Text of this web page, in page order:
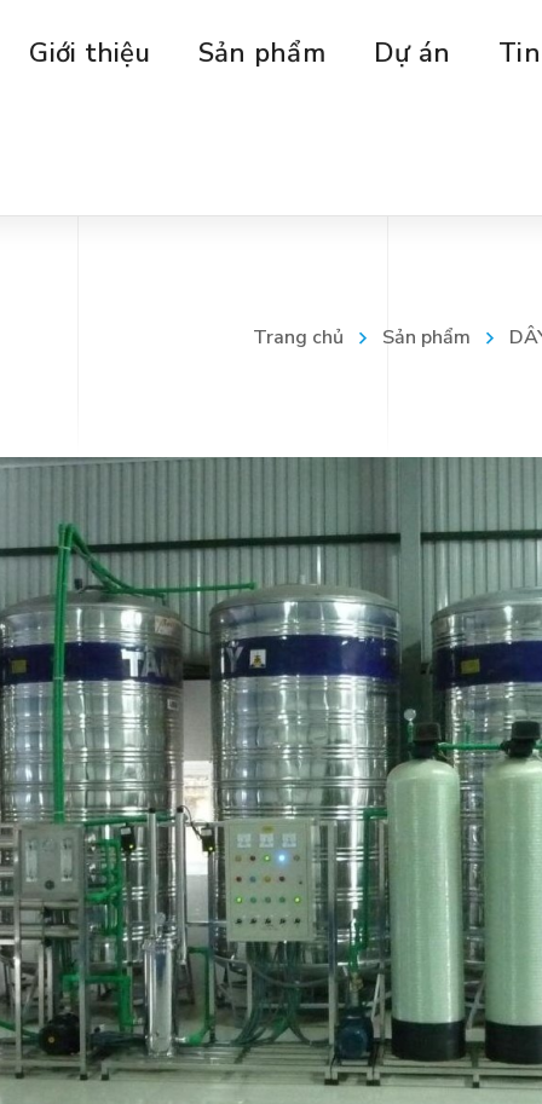
Giới thiệu Sản phẩm Dự án
Trang chủ Sản phẩm